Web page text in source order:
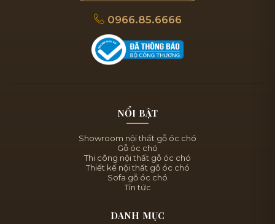
0966.85.6666
NỔI BẬT
Showroom nội thất gỗ óc chó
Gỗ óc chó
Thi công nội thất gỗ óc chó
Thiết kế nội thất gỗ óc chó
Sofa gỗ óc chó
Tin tức
DANH MỤC